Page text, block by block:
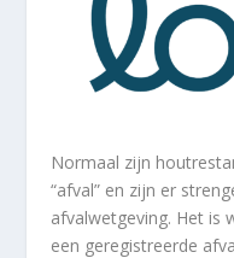
Normaal zijn
“afval” en zijn er
afvalwetgeving. Het is
een geregistreerde